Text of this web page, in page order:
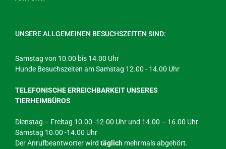
UNSERE ALLGEMEINEN BESUCHSZEITEN SIND:
Samstag von 10.00 bis 14.00 Uhr
Hunde Besuchszeiten am Samstag 12.00 - 14.00 Uhr
TELEFONISCHE ERREICHBARKEIT UNSERES
TIERHEIMBÜROS
Dienstag – Freitag 10.00 -12-00 Uhr und 14.00 – 16.00 Uhr
Samstag 10.00 -14.00 Uhr
Der Anrufbeantworter wird täglich mehrmals abgehört.